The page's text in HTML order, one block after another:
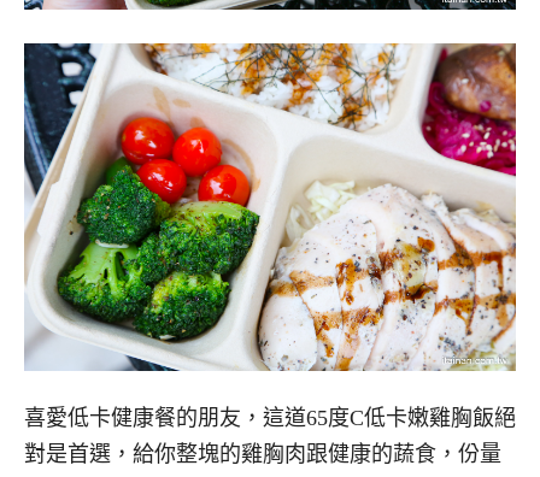
喜愛低卡健康餐的朋友，這道65度C低卡嫩雞胸飯絕
對是首選，給你整塊的雞胸肉跟健康的蔬食，份量